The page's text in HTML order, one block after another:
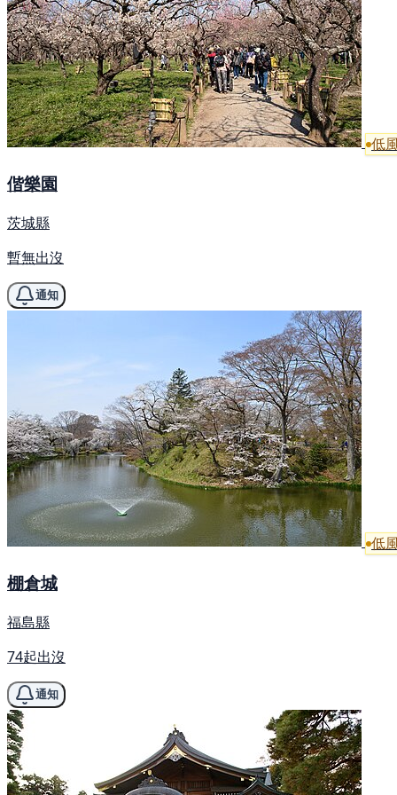
低
偕樂園
茨城縣
暫無出沒
通知
低
棚倉城
福島縣
74起出沒
通知